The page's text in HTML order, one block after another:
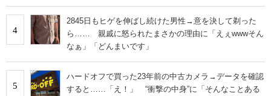
4
2845日もヒゲを伸ばし続けた男性→意を決して剃った
ら…… 親戚に怒られたまさかの理由に「えぇwwwそん
なぁ」「どんまいです」
5
ハードオフで買った23年前の中古カメラ→データを確認
すると……「え！」 “衝撃の中身”に「そんなことある